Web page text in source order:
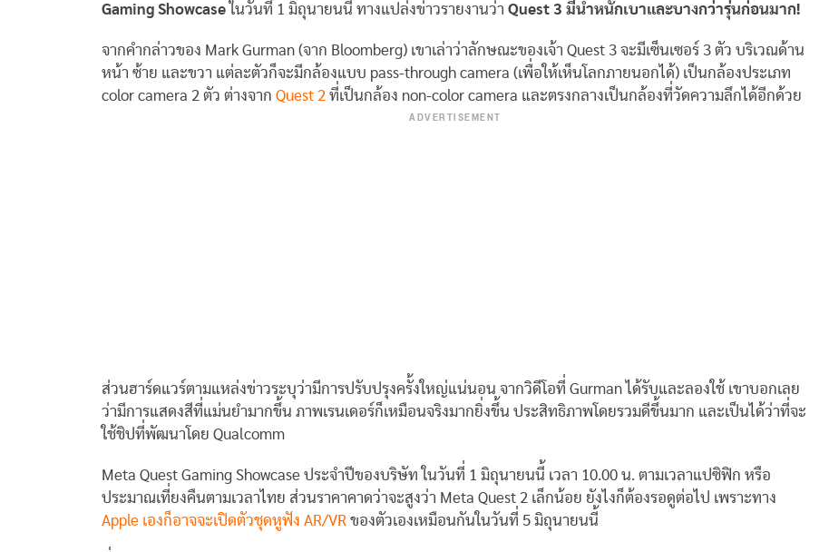
Gaming Showcase ในวันที่ 1 มิถุนายนนี้ ทางแปล่งข่าวรายงานว่า Quest 3 มีน้ำหนักเบาและบางกว่ารุ่นก่อนมาก!
จากคำกล่าวของ Mark Gurman (จาก Bloomberg) เขาเล่าว่าลักษณะของเจ้า Quest 3 จะมีเซ็นเซอร์ 3 ตัว บริเวณด้าน
หน้า ซ้าย และขวา แต่ละตัวก็จะมีกล้องแบบ pass-through camera (เพื่อให้เห็นโลกภายนอกได้) เป็นกล้องประเภท
color camera 2 ตัว ต่างจาก Quest 2 ที่เป็นกล้อง non-color camera และตรงกลางเป็นกล้องที่วัดความลึกได้อีกด้วย
ADVERTISEMENT
ส่วนฮาร์ดแวร์ตามแหล่งข่าวระบุว่ามีการปรับปรุงครั้งใหญ่แน่นอน จากวิดีโอที่ Gurman ได้รับและลองใช้ เขาบอกเลย
ว่ามีการแสดงสีที่แม่นยำมากขึ้น ภาพเรนเดอร์ก็เหมือนจริงมากยิ่งขึ้น ประสิทธิภาพโดยรวมดีขึ้นมาก และเป็นได้ว่าที่จะ
ใช้ชิปที่พัฒนาโดย Qualcomm
Meta Quest Gaming Showcase ประจำปีของบริษัท ในวันที่ 1 มิถุนายนนี้ เวลา 10.00 น. ตามเวลาแปซิฟิก หรือ
ประมาณเที่ยงคืนตามเวลาไทย ส่วนราคาคาดว่าจะสูงว่า Meta Quest 2 เล็กน้อย ยังไงก็ต้องรอดูต่อไป เพราะทาง
Apple เองก็อาจจะเปิดตัวชุดหูฟัง AR/VR ของตัวเองเหมือนกันในวันที่ 5 มิถุนายนนี้